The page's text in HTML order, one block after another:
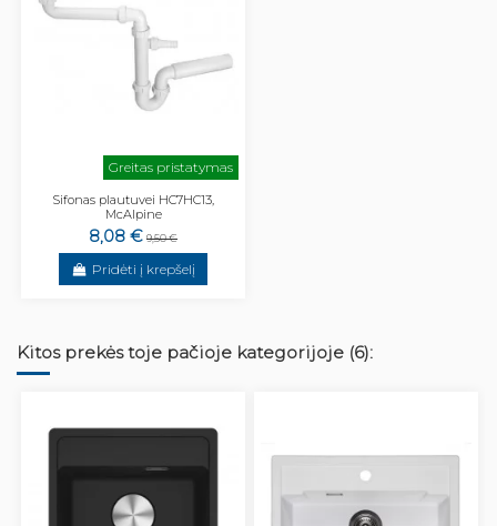
Greitas pristatymas
Sifonas plautuvei HC7HC13,
McAlpine
8,08 € 9,50 €
Pridėti į krepšelį
Kitos prekės toje pačioje kategorijoje (6):